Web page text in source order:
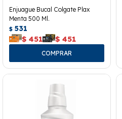
Enjuague Bucal Colgate Plax
Menta 500 Ml.
$ 531
$ 451 $ 451